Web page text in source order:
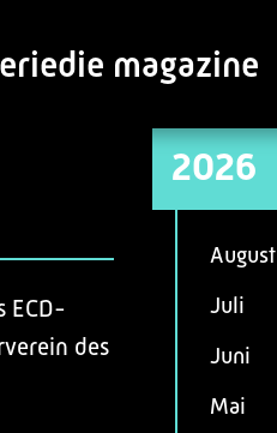
die magazine
ECD-
des
2026
August
Juli
Juni
Mai